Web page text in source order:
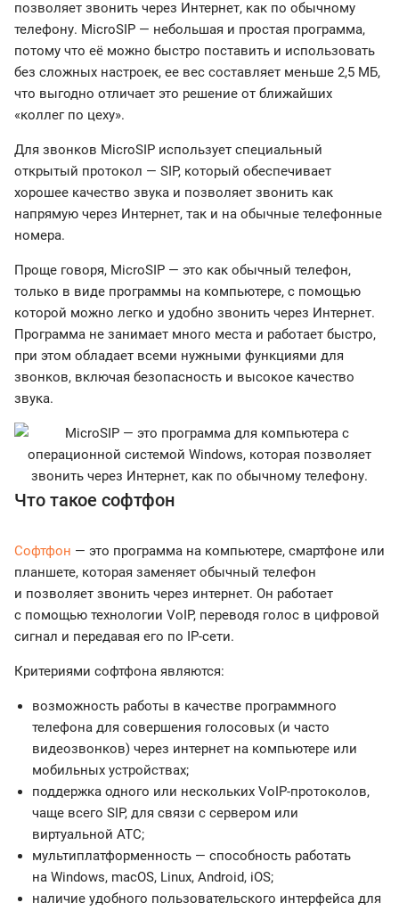
позволяет звонить через Интернет, как по обычному
телефону. MicroSIP — небольшая и простая программа,
потому что её можно быстро поставить и использовать
без сложных настроек, ее вес составляет меньше 2,5 МБ,
что выгодно отличает это решение от ближайших
«коллег по цеху».
Для звонков MicroSIP использует специальный
открытый протокол — SIP, который обеспечивает
хорошее качество звука и позволяет звонить как
напрямую через Интернет, так и на обычные телефонные
номера.
Проще говоря, MicroSIP — это как обычный телефон,
только в виде программы на компьютере, с помощью
которой можно легко и удобно звонить через Интернет.
Программа не занимает много места и работает быстро,
при этом обладает всеми нужными функциями для
звонков, включая безопасность и высокое качество
звука.
Что такое софтфон
Софтфон — это программа на компьютере, смартфоне или
планшете, которая заменяет обычный телефон
и позволяет звонить через интернет. Он работает
с помощью технологии VoIP, переводя голос в цифровой
сигнал и передавая его по IP-сети.
Критериями софтфона являются:
возможность работы в качестве программного
телефона для совершения голосовых (и часто
видеозвонков) через интернет на компьютере или
мобильных устройствах;
поддержка одного или нескольких VoIP-протоколов,
чаще всего SIP, для связи с сервером или
виртуальной АТС;
мультиплатформенность — способность работать
на Windows, macOS, Linux, Android, iOS;
наличие удобного пользовательского интерфейса для